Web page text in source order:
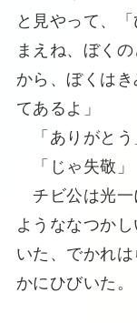
と見やって、
まえね、ぼく
から、ぼくは
てあるよ」
「ありがとう
「じゃ失敬」
チビ公は光一
ようななつか
いた、でかれ
かにひびいた。